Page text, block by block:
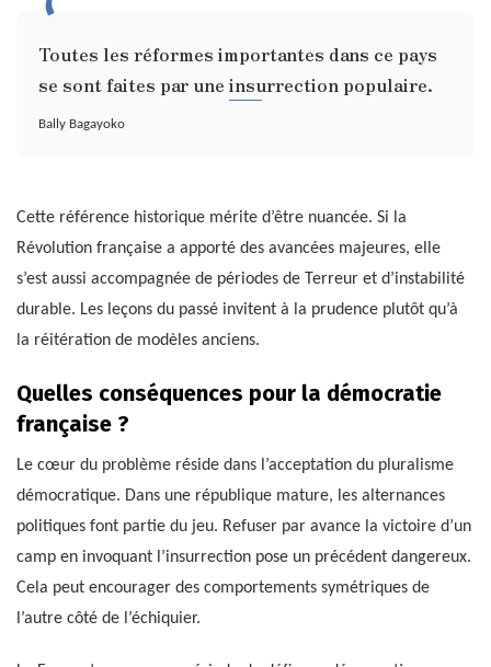
Toutes les réformes importantes dans ce pays
se sont faites par une insurrection populaire.
Bally Bagayoko
Cette référence historique mérite d’être nuancée. Si la
Révolution française a apporté des avancées majeures, elle
s’est aussi accompagnée de périodes de Terreur et d’instabilité
durable. Les leçons du passé invitent à la prudence plutôt qu’à
la réitération de modèles anciens.
Quelles conséquences pour la démocratie
française ?
Le cœur du problème réside dans l’acceptation du pluralisme
démocratique. Dans une république mature, les alternances
politiques font partie du jeu. Refuser par avance la victoire d’un
camp en invoquant l’insurrection pose un précédent dangereux.
Cela peut encourager des comportements symétriques de
l’autre côté de l’échiquier.